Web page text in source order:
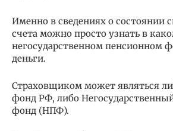
Именно в сведениях о состоянии
счета можно просто узнать в
негосударственном пенсионном
деньги.
Страховщиком может являться
фонд РФ, либо
фонд (НПФ).